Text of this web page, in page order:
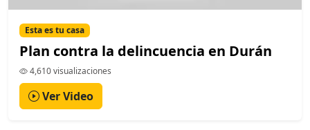
Esta es tu casa
Plan contra la delincuencia en Durán
4,610 visualizaciones
Ver Video